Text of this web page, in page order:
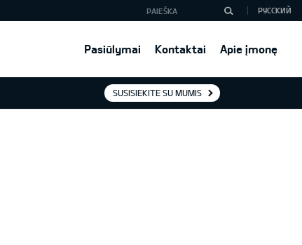
Pasiūlymai Kontaktai Apie įmonę
РУССКИЙ
SUSISIEKITE SU MUMIS